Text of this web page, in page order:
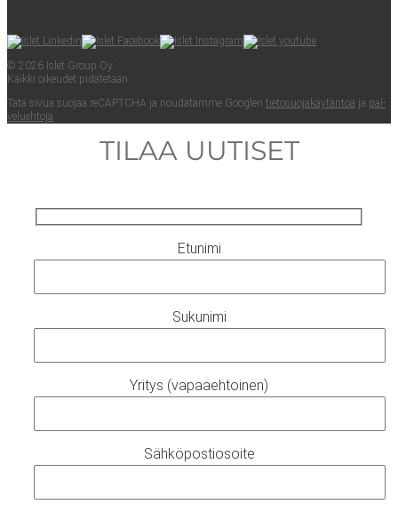
© 2026 Islet Group Oy
Kaik­ki oikeu­det pidätetään.
Tätä sivua suo­jaa reCAPTC­HA ja nou­da­tam­me Googlen tie­to­suo­ja­käy­tän­töä ja pal­
ve­lueh­to­ja.
TILAA UUTISET
Etunimi
Sukunimi
Yritys (vapaaehtoinen)
Sähköpostiosoite